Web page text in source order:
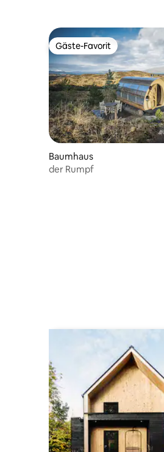
Gäste-Favorit
Gäste-Favorit
Baumhaus
der Rumpf